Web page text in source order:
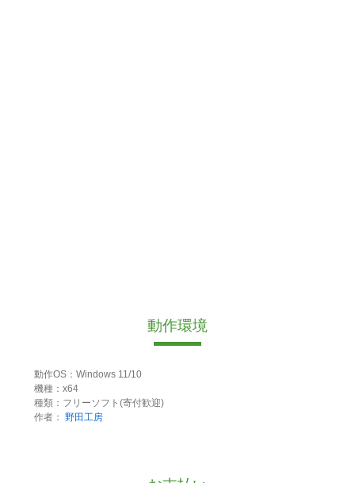
動作環境
動作OS：Windows 11/10
機種：x64
種類：フリーソフト(寄付歓迎)
作者： 野田工房